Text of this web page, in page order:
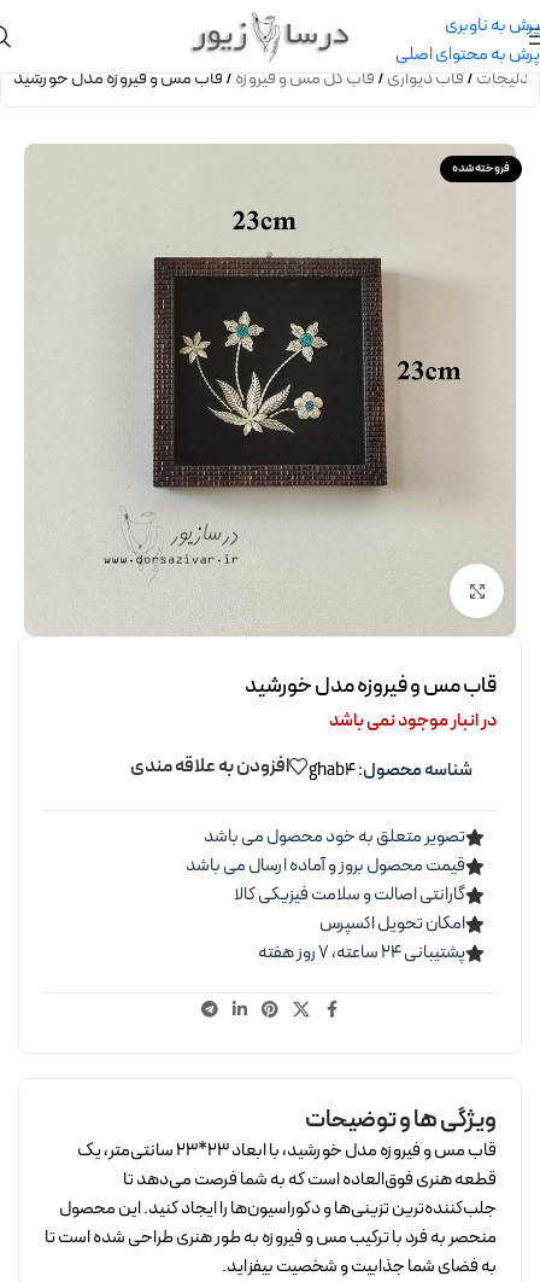
پرش به ناوبری
پرش به محتوای اصلی
بدلیجات/قاب دیواری/قاب گل مس و فیروزه/قاب مس و فیروزه مدل خورشید
فروخته شده
برای بزرگنمایی کلیک کنید
قاب مس و فیروزه مدل خورشید
در انبار موجود نمی باشد
شناسه محصول:ghab4 افزودن به علاقه مندی
تصویر متعلق به خود محصول می باشد
قیمت محصول بروز و آماده ارسال می باشد
گارانتی اصالت و سلامت فیزیکی کالا
امکان تحویل اکسپرس
پشتیبانی ۲۴ ساعته، ۷ روز هفته
ویژگی ها و توضیحات
قاب مس و فیروزه مدل خورشید، با ابعاد 23*23 سانتی‌متر، یک
قطعه هنری فوق‌العاده است که به شما فرصت می‌دهد تا
جلب‌کننده‌ترین تزینی‌ها و دکوراسیون‌ها را ایجاد کنید. این محصول
منحصر به فرد با ترکیب مس و فیروزه به طور هنری طراحی شده است تا
به فضای شما جذابیت و شخصیت بیفزاید.